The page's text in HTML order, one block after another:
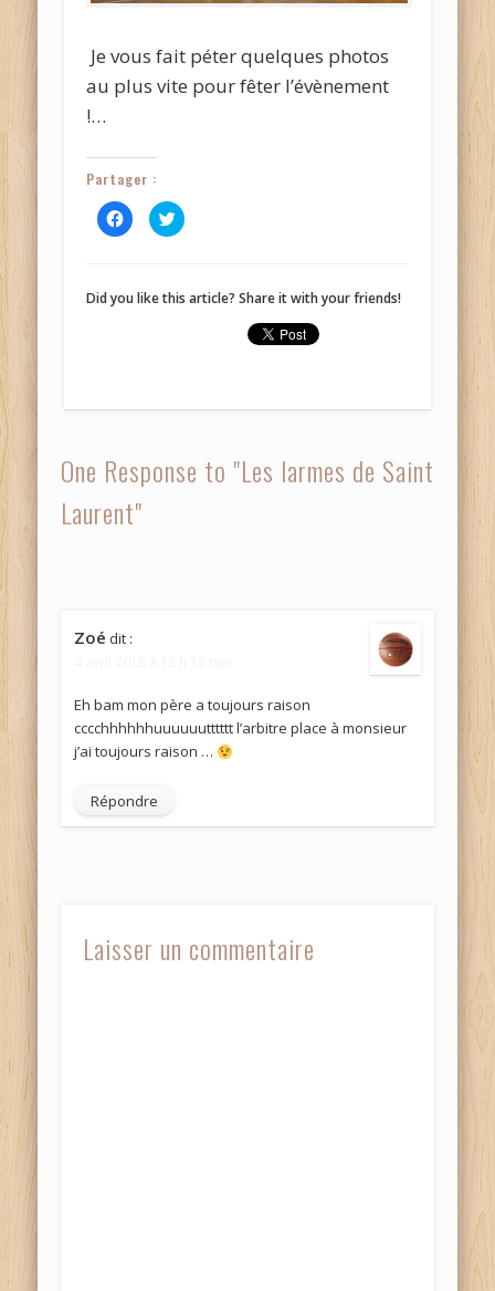
Je vous fait péter quelques photos
au plus vite pour fêter l’évènement
!…
Partager :
Cliquez
pour
partager
une
nouvelle
Cliquez
pour
une
nouvelle
Did you like this article? Share it with your friends!
One Response to "Les larmes de Saint
Laurent"
Zoé dit :
Eh bam mon père a toujours raison
cccchhhhhhuuuuuutttttt l’arbitre place à monsieur
j’ai toujours raison …
Répondre
Laisser un commentaire